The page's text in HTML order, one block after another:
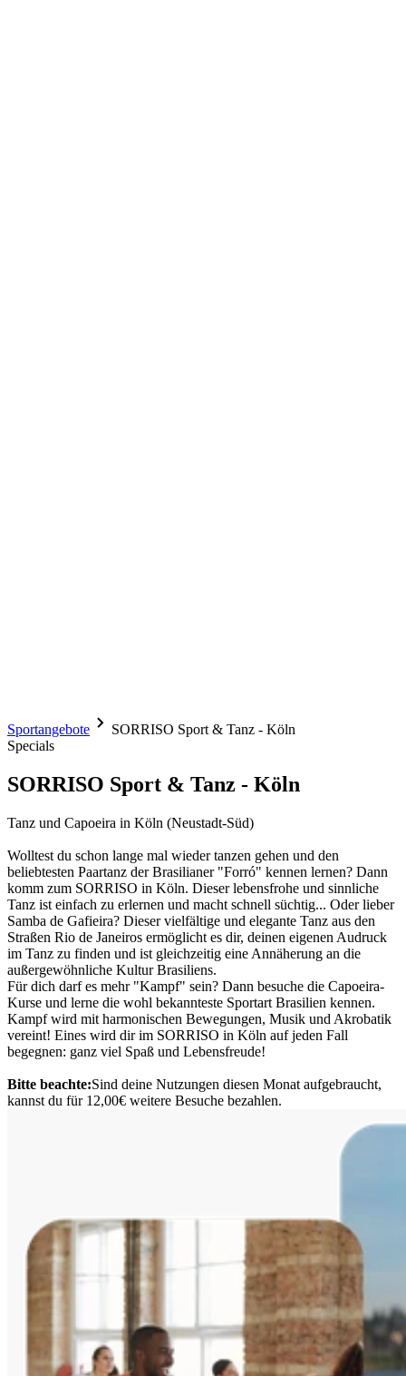
Sportangebote
SORRISO Sport & Tanz - Köln
Specials
SORRISO Sport & Tanz - Köln
Tanz und Capoeira in Köln (Neustadt-Süd)
Wolltest du schon lange mal wieder tanzen gehen und den
beliebtesten Paartanz der Brasilianer "Forró" kennen lernen? Dann
komm zum SORRISO in Köln. Dieser lebensfrohe und sinnliche
Tanz ist einfach zu erlernen und macht schnell süchtig... Oder lieber
Samba de Gafieira? Dieser vielfältige und elegante Tanz aus den
Straßen Rio de Janeiros ermöglicht es dir, deinen eigenen Audruck
im Tanz zu finden und ist gleichzeitig eine Annäherung an die
außergewöhnliche Kultur Brasiliens.
Für dich darf es mehr "Kampf" sein? Dann besuche die Capoeira-
Kurse und lerne die wohl bekannteste Sportart Brasilien kennen.
Kampf wird mit harmonischen Bewegungen, Musik und Akrobatik
vereint! Eines wird dir im SORRISO in Köln auf jeden Fall
begegnen: ganz viel Spaß und Lebensfreude!
Bitte beachte:Sind deine Nutzungen diesen Monat aufgebraucht,
kannst du für 12,00€ weitere Besuche bezahlen.